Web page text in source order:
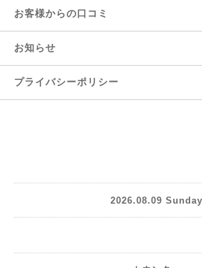
お客様からの口コミ
お知らせ
プライバシーポリシー
2026.08.09 Sunday